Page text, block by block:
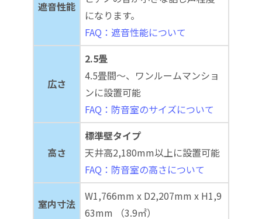
遮音性能
になります。
FAQ：遮音性能について
広さ
2.5畳
4.5畳間～、ワンルームマンショ
ンに設置可能
FAQ：防音室のサイズについて
高さ
標準壁タイプ
天井高2,180mm以上に設置可能
FAQ：防音室の高さについて
室内寸法
W1,766mm x D2,207mm x H1,9
63mm （3.9㎡）